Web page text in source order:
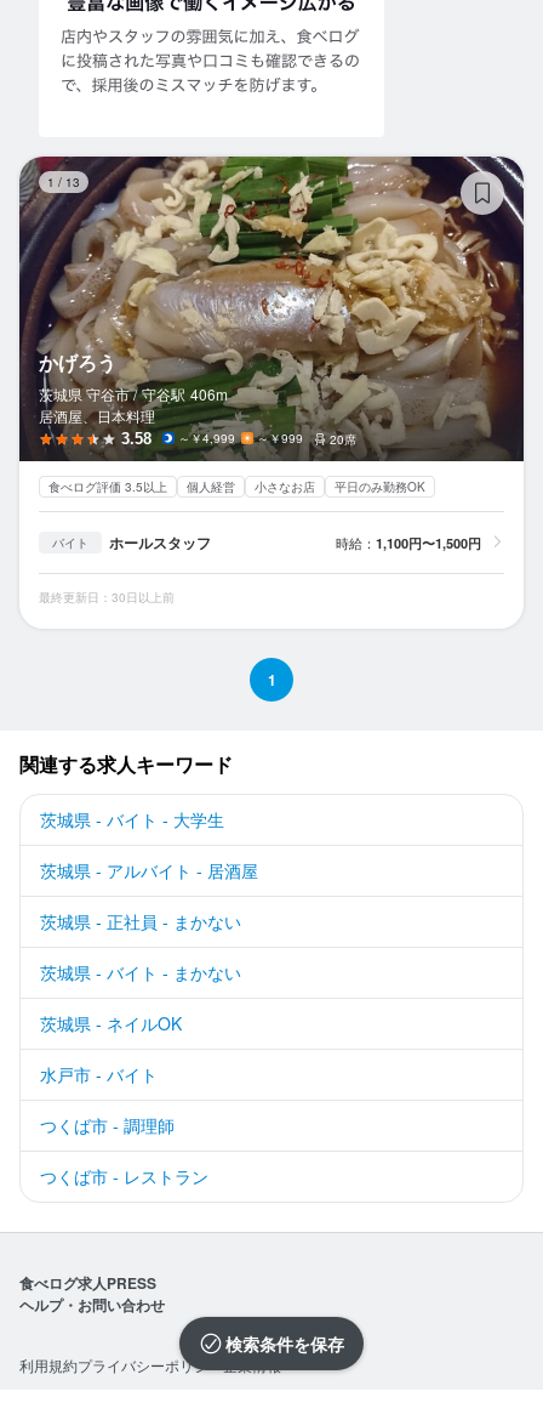
1 / 13
かげろう
茨城県 守谷市 / 守谷駅 406m
居酒屋、日本料理
3.58 ～￥4,999 ～￥999 20席
食べログ評価 3.5以上 個人経営 小さなお店 平日のみ勤務OK
バイト ホールスタッフ 時給： 1,100円〜1,500円
最終更新日：30日以上前
1
検索条件を保存
関連する求人キーワード
茨城県 - バイト - 大学生
茨城県 - アルバイト - 居酒屋
茨城県 - 正社員 - まかない
茨城県 - バイト - まかない
茨城県 - ネイルOK
水戸市 - バイト
つくば市 - 調理師
つくば市 - レストラン
食べログ求人PRESS
ヘルプ・お問い合わせ
利用規約プライバシーポリシー